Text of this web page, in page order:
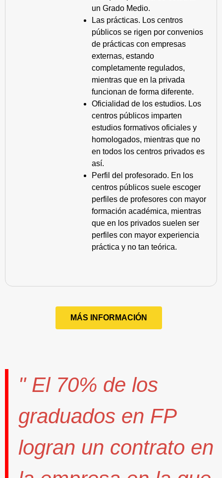
un Grado Medio.
Las prácticas. Los centros
públicos se rigen por convenios
de prácticas con empresas
externas, estando
completamente regulados,
mientras que en la privada
funcionan de forma diferente.
Oficialidad de los estudios. Los
centros públicos imparten
estudios formativos oficiales y
homologados, mientras que no
en todos los centros privados es
así.
Perfil del profesorado. En los
centros públicos suele escoger
perfiles de profesores con mayor
formación académica, mientras
que en los privados suelen ser
perfiles con mayor experiencia
práctica y no tan teórica.
MÁS INFORMACIÓN
" El 70% de los
graduados en FP
logran un contrato en